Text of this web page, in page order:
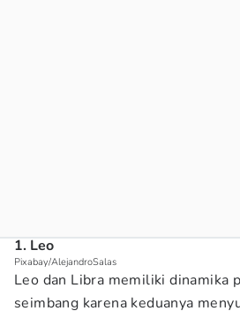
1. Leo
Pixabay/AlejandroSalas
Leo dan Libra memiliki dinamika
seimbang karena keduanya